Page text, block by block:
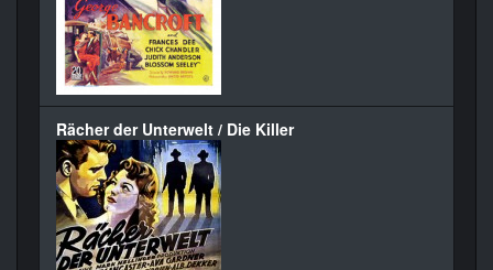
Rächer der Unterwelt / Die Killer